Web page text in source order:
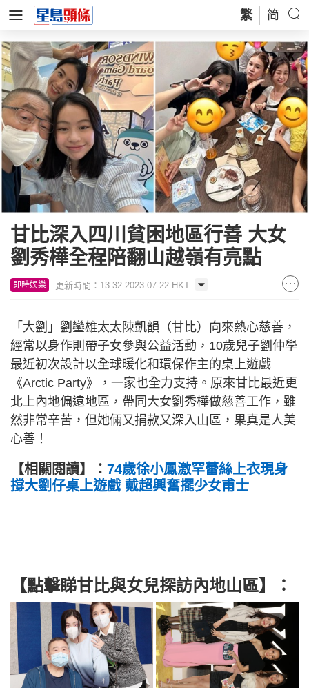
繁 简
甘比深入四川貧困地區行善 大女
劉秀樺全程陪翻山越嶺有亮點
即時娛樂 更新時間：13:32 2023-07-22 HKT
「大劉」劉鑾雄太太陳凱韻（甘比）向來熱心慈善，
經常以身作則帶子女參與公益活動，10歲兒子劉仲學
最近初次設計以全球暖化和環保作主的桌上遊戲
《Arctic Party》，一家也全力支持。原來甘比最近更
北上內地偏遠地區，帶同大女劉秀樺做慈善工作，雖
然非常辛苦，但她倆又捐款又深入山區，果真是人美
心善！
【相關閱讀】： 74歲徐小鳳激罕蕾絲上衣現身
撐大劉仔桌上遊戲 戴超興奮擺少女甫士
【點擊睇甘比與女兒探訪內地山區】：